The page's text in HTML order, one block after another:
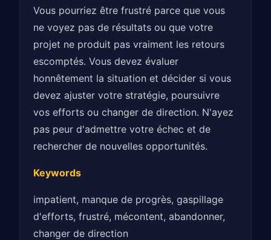
Vous pourriez être frustré parce que vous
ne voyez pas de résultats ou que votre
projet ne produit pas vraiment les retours
escomptés. Vous devez évaluer
honnêtement la situation et décider si vous
devez ajuster votre stratégie, poursuivre
vos efforts ou changer de direction. N'ayez
pas peur d'admettre votre échec et de
rechercher de nouvelles opportunités.
Keywords
impatient, manque de progrès, gaspillage
d'efforts, frustré, mécontent, abandonner,
changer de direction